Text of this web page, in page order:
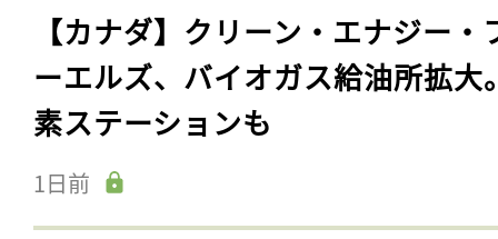
【カナダ】クリーン・エナジー・
ーエルズ、バイオガス給油所拡大
素ステーションも
1日前